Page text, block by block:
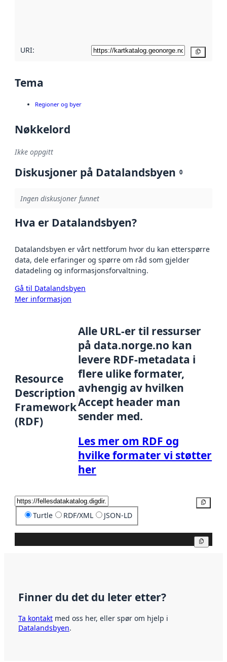
URI:
Tema
Regioner og byer
Nøkkelord
Ikke oppgitt
Diskusjoner på Datalandsbyen 0
Ingen diskusjoner funnet
Hva er Datalandsbyen?
Datalandsbyen er vårt nettforum hvor du kan etterspørre
data, dele erfaringer og spørre om råd som gjelder
datadeling og informasjonsforvaltning.
Gå til Datalandsbyen
Mer informasjon
Resource
Description
Framework
(RDF)
Alle URL-er til ressurser
på data.norge.no kan
levere RDF-metadata i
flere ulike formater,
avhengig av hvilken
Accept header man
sender med.
Les mer om RDF og
hvilke formater vi støtter
her
Turtle RDF/XML JSON-LD
Finner du det du leter etter?
Ta kontakt med oss her, eller spør om hjelp i
Datalandsbyen.